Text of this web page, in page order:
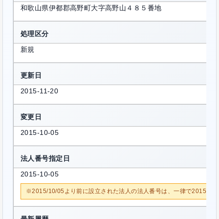
和歌山県伊都郡高野町大字高野山４８５番地
処理区分
新規
更新日
2015-11-20
変更日
2015-10-05
法人番号指定日
2015-10-05
※2015/10/05より前に設立された法人の法人番号は、一律で2015/10/